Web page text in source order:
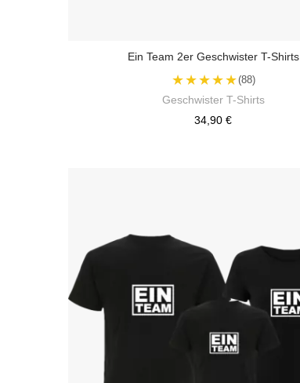
Ein Team 2er Geschwister T-Shirts
★★★★★(88)
Geschwister T-Shirts
34,90 €